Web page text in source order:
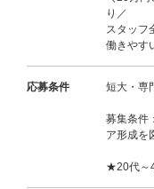
り／
スタッフ
働きやす
応募条件 短大・専
募集条件
ア形成を
★20代～